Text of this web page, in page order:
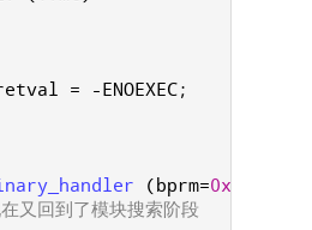
= -ENOEXEC;
( bprm=
又回到了模块搜索阶段